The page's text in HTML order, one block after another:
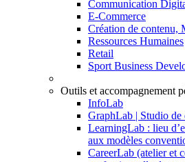
Communication
E-Commerce
Création de contenu,
Ressources Humaines
Retail
Sport Business
Outils et accompagnement
InfoLab
GraphLab | Studio de
LearningLab : lieu
aux modèles
CareerLab (atelier et